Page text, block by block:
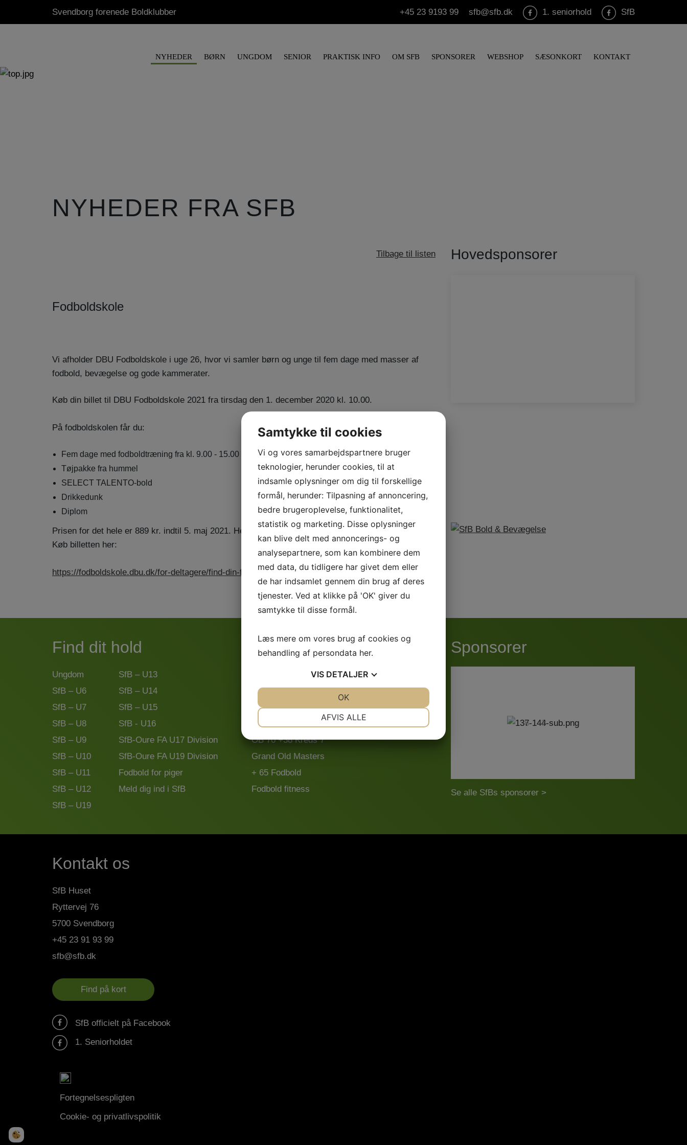
Svendborg forenede Boldklubber SfB
1. seniorhold
sfb@sfb.dk
+45 23 9193 99
NYHEDER BØRN UNGDOM SENIOR PRAKTISK INFO OM SFB SPONSORER WEBSHOP SÆSONKORT KONTAKT
NYHEDER FRA SFB
Tilbage til listen
Fodboldskole
Vi afholder DBU Fodboldskole i uge 26, hvor vi samler børn og unge til fem dage med masser af
fodbold, bevægelse og gode kammerater.
Køb din billet til DBU Fodboldskole 2021 fra tirsdag den 1. december 2020 kl. 10.00.
På fodboldskolen får du:
Fem dage med fodboldtræning fra kl. 9.00 - 15.00
Tøjpakke fra hummel
SELECT TALENTO-bold
Drikkedunk
Diplom
Prisen for det hele er 889 kr. indtil 5. maj 2021. Herefter er prisen 989 kr.
Køb billetten her:
https://fodboldskole.dbu.dk/for-deltagere/find-din-fodboldskole/
Hovedsponsorer
Find dit hold
Ungdom
SfB – U6
SfB – U7
SfB – U8
SfB – U9
SfB – U10
SfB – U11
SfB – U12
SfB – U19
SfB – U13
SfB – U14
SfB – U15
SfB - U16
SfB-Oure FA U17 Division
SfB-Oure FA U19 Division
Fodbold for piger
Meld dig ind i SfB
Senior - Danmarksserien
Senior Serie 1
Senior Serie 2
OB 70 + 45 Kreds 11
OB 70 +38 Kreds 7
Grand Old Masters
+ 65 Fodbold
Fodbold fitness
Sponsorer
Se alle SfBs sponsorer >
Kontakt os
SfB Huset
Ryttervej 76
5700 Svendborg
+45 23 91 93 99
sfb@sfb.dk
Find på kort
SfB officielt på Facebook
1. Seniorholdet
Fortegnelsespligten
Cookie- og privatlivspolitik
Samtykke til cookies
Vi og vores samarbejdspartnere bruger
teknologier, herunder cookies, til at
indsamle oplysninger om dig til forskellige
formål, herunder: Tilpasning af annoncering,
bedre brugeroplevelse, funktionalitet,
statistik og marketing. Disse oplysninger
kan blive delt med annoncerings- og
analysepartnere, som kan kombinere dem
med data, du tidligere har givet dem eller
de har indsamlet gennem din brug af deres
tjenester. Ved at klikke på 'OK' giver du
samtykke til disse formål.
Læs mere om vores brug af cookies og
behandling af persondata her.
VIS DETALJER
AFVIS ALLE
OK